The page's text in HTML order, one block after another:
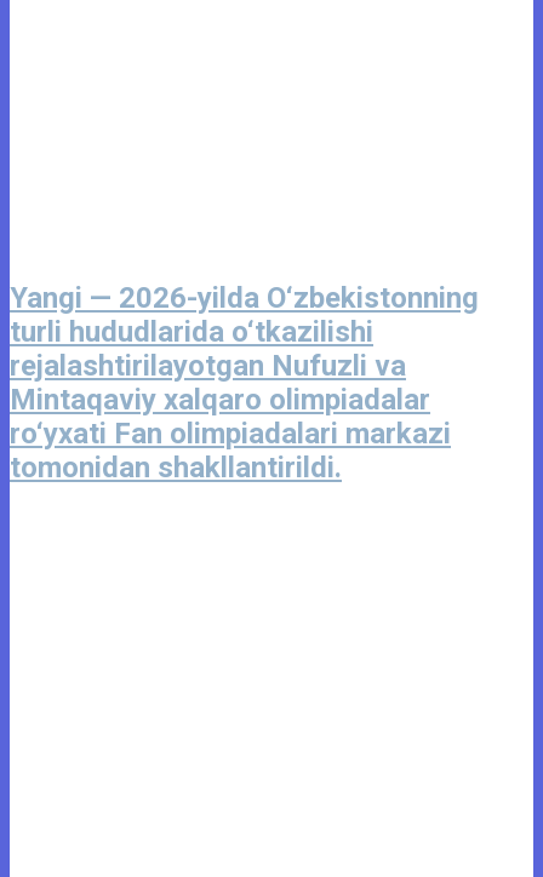
Yangi — 2026-yilda O‘zbekistonning
turli hududlarida o‘tkazilishi
rejalashtirilayotgan Nufuzli va
Mintaqaviy xalqaro olimpiadalar
ro‘yxati Fan olimpiadalari markazi
tomonidan shakllantirildi.